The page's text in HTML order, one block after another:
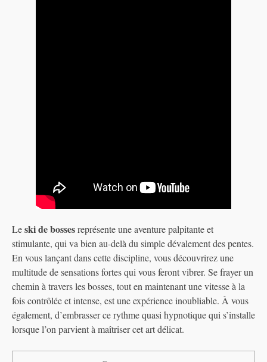
Leski de bossesreprésente une aventure palpitante et
stimulante, qui va bien au-delà du simple dévalement des pentes.
En vous lançant dans cette discipline, vous découvrirez une
multitude de sensations fortes qui vous feront vibrer. Se frayer un
chemin à travers les bosses, tout en maintenant une vitesse à la
fois contrôlée et intense, est une expérience inoubliable. À vous
également, d’embrasser ce rythme quasi hypnotique qui s’installe
lorsque l’on parvient à maîtriser cet art délicat.